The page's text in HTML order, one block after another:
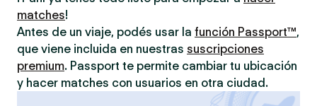
matches!
Antes de un viaje, podés usar la función Passport™,
que viene incluida en nuestras suscripciones
premium. Passport te permite cambiar tu ubicación
y hacer matches con usuarios en otra ciudad.